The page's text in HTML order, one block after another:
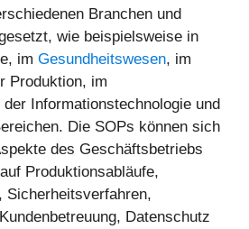
Branchen und
wie beispielsweise in
im Gesundheitswesen, im
Produktion, im
Informationstechnologie und
Die SOPs können sich
des Geschäftsbetriebs
Produktionsabläufe,
Sicherheitsverfahren,
Datenschutz